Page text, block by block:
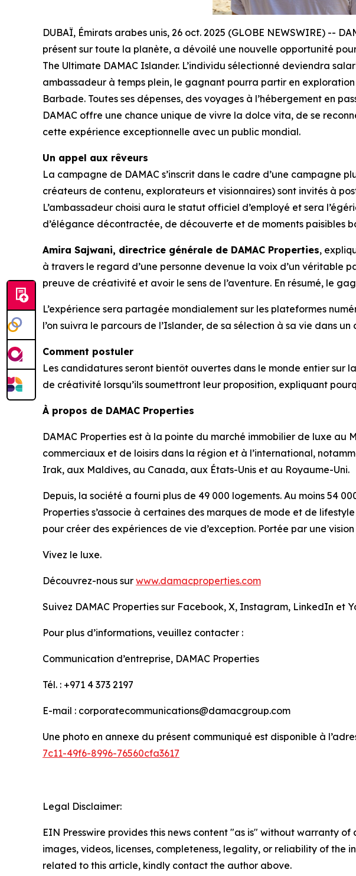
DUBAÏ, Émirats arabes unis, 26 oct. 2025 (GLOBE NEWSWIRE) --
présent sur toute la planète, a dévoilé une nouvelle opportunité
The Ultimate DAMAC Islander. L’individu sélectionné deviendra
ambassadeur à temps plein, le gagnant pourra partir en
Barbade. Toutes ses dépenses, des voyages à l’hébergement en
DAMAC offre une chance unique de vivre la dolce vita, de se
cette expérience exceptionnelle avec un public mondial.
Un appel aux rêveurs
La campagne de DAMAC s’inscrit dans le cadre d’une campagne
créateurs de contenu, explorateurs et visionnaires) sont invités à
L’ambassadeur choisi aura le statut officiel d’employé et sera
d’élégance décontractée, de découverte et de moments paisibles
Amira Sajwani, directrice générale de DAMAC Properties,
à travers le regard d’une personne devenue la voix d’un véritable
preuve de créativité et avoir le sens de l’aventure. En résumé, le
L’expérience sera partagée mondialement sur les plateformes
l’on suivra le parcours de l’Islander, de sa sélection à sa vie dans
Comment postuler
Les candidatures seront bientôt ouvertes dans le monde entier sur
de créativité lorsqu’ils soumettront leur proposition, expliquant
À propos de DAMAC Properties
DAMAC Properties est à la pointe du marché immobilier de luxe au
commerciaux et de loisirs dans la région et à l’international,
Irak, aux Maldives, au Canada, aux États-Unis et au Royaume-Uni.
Depuis, la société a fourni plus de 49 000 logements. Au moins 54
Properties s’associe à certaines des marques de mode et de
pour créer des expériences de vie d’exception. Portée par une
Vivez le luxe.
Découvrez-nous sur www.damacproperties.com
Suivez DAMAC Properties sur Facebook, X, Instagram, LinkedIn et
Pour plus d’informations, veuillez contacter :
Communication d’entreprise, DAMAC Properties
Tél. : +971 4 373 2197
E-mail : corporatecommunications@damacgroup.com
Une photo en annexe du présent communiqué est disponible à
7c11-49f6-8996-76560cfa3617
Legal Disclaimer:
EIN Presswire provides this news content "as is" without warranty
images, videos, licenses, completeness, legality, or reliability of
related to this article, kindly contact the author above.